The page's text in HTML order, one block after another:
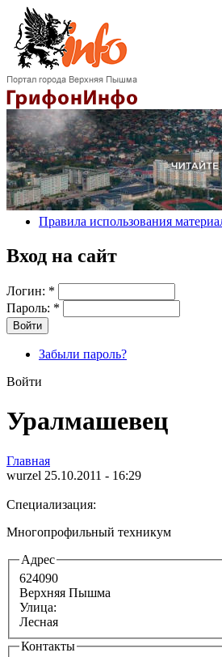
Правила использования
Вход на сайт
Логин: *
Пароль: *
Забыли пароль?
Войти
Уралмашевец
Главная
wurzel 25.10.2011 - 16:29
Специализация:
Многопрофильный техникум
Адрес
624090
Верхняя Пышма
Улица:
Лесная
Контакты